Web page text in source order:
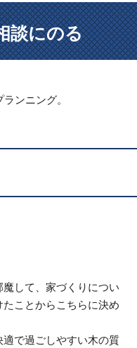
談にのる
ンニング。
魔して、家づくりについ
ことからこちらに決め
適で過ごしやすい木の質